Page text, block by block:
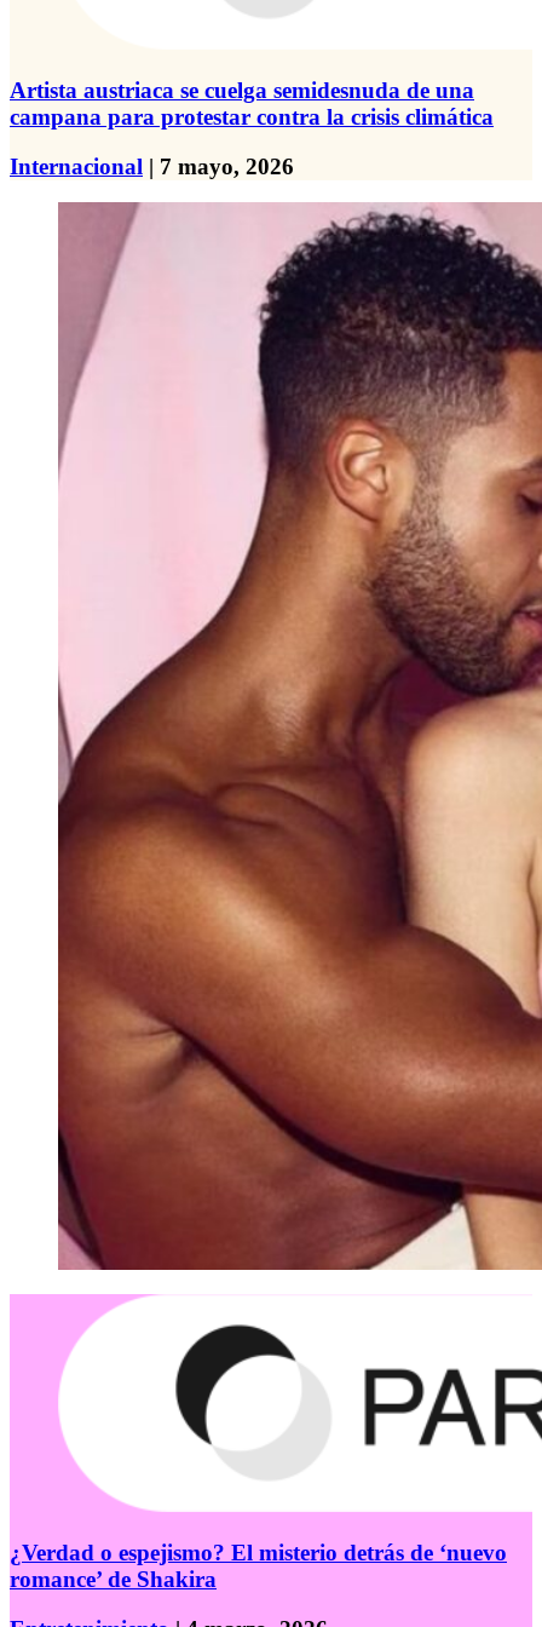
Artista austriaca se cuelga semidesnuda de una
campana para protestar contra la crisis climática
Internacional | 7 mayo, 2026
¿Verdad o espejismo? El misterio detrás de ‘nuevo
romance’ de Shakira